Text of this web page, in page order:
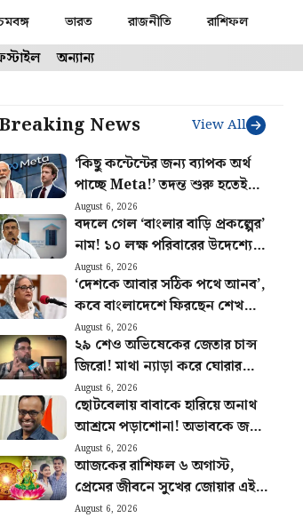
ভারত রাজনীতি রাশিফল
অন্যান্য
Breaking News View All
‘কিছু কন্টেন্টের জন্য ব্যাপক অর্থ
পাচ্ছে Meta!’ তদন্ত শুরু হতেই
প্রকাশে বড় তথ্য
August 6, 2026
বদলে গেল ‘বাংলার বাড়ি প্রকল্পের’
নাম! ১০ লক্ষ পরিবারের উদেশ্যে
বড় ঘোষণা শুভেন্দুর
August 6, 2026
‘দেশকে আবার সঠিক পথে আনব’,
কবে বাংলাদেশে ফিরছেন শেখ
হাসিনা? জানালেন দিল্লি থেকে
August 6, 2026
২৯ শেও অভিষেকের জেতার চান্স
জিরো! মাথা ন্যাড়া করে ঘোরার
চ্যালেঞ্জ ঋজুর
August 6, 2026
ছোটবেলায় বাবাকে হারিয়ে অনাথ
আশ্রমে পড়াশোনা! অভাবকে জয়
করে IAS অফিসার হয়ে নজির
আব্দুলের
August 6, 2026
আজকের রাশিফল ৬ অগাস্ট,
প্রেমের জীবনে সুখের জোয়ার এই
চার রাশির
August 6, 2026